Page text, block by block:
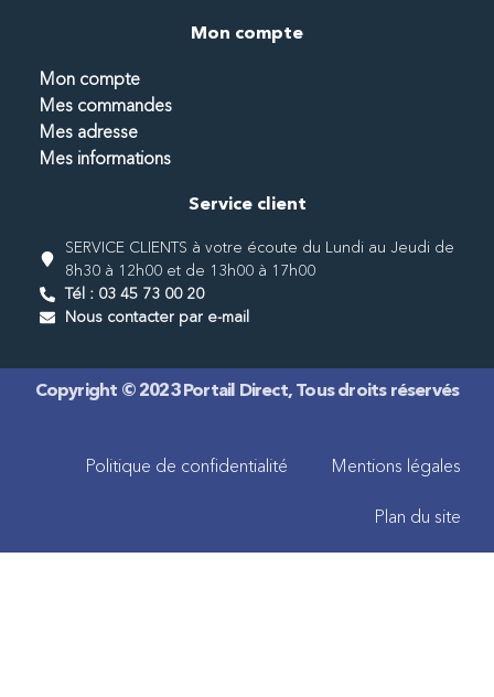
Mon compte
Mon compte
Mes commandes
Mes adresse
Mes informations
Service client
SERVICE CLIENTS à votre écoute du Lundi au Jeudi de
8h30 à 12h00 et de 13h00 à 17h00
Tél : 03 45 73 00 20
Nous contacter par e-mail
Copyright © 2023 Portail Direct, Tous droits réservés
Politique de confidentialité Mentions légales
Plan du site